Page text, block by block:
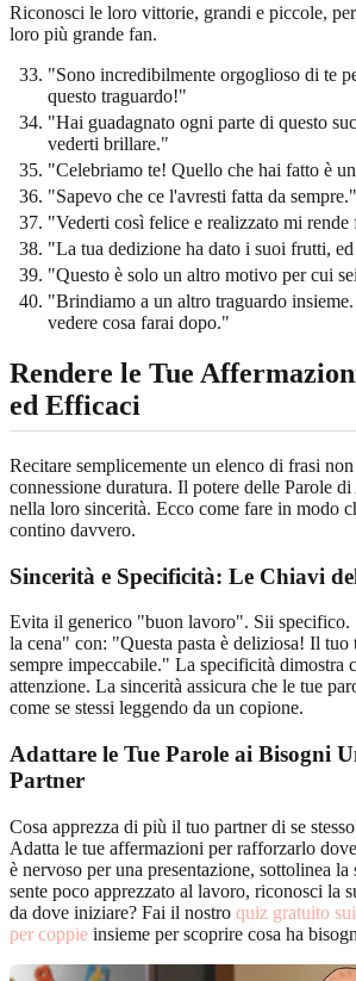
Riconosci le loro vittorie, grandi e piccole,
loro più grande fan.
"Sono incredibilmente orgoglioso di te
questo traguardo!"
"Hai guadagnato ogni parte di questo
vederti brillare."
"Celebriamo te! Quello che hai fatto è
"Sapevo che ce l'avresti fatta da sempre."
"Vederti così felice e realizzato mi rende
"La tua dedizione ha dato i suoi frutti,
"Questo è solo un altro motivo per cui
"Brindiamo a un altro traguardo
vedere cosa farai dopo."
Rendere le Tue
ed Efficaci
Recitare semplicemente un elenco di frasi non
connessione duratura. Il potere delle Parole
nella loro sincerità. Ecco come fare in modo
contino davvero.
Sincerità e Specificità: Le Chiavi
Evita il generico "buon lavoro". Sii specifico.
la cena" con: "Questa pasta è deliziosa! Il
sempre impeccabile." La specificità dimostra
attenzione. La sincerità assicura che le tue
come se stessi leggendo da un copione.
Adattare le Tue Parole ai Bisogni
Partner
Cosa apprezza di più il tuo partner di se
Adatta le tue affermazioni per rafforzarlo
è nervoso per una presentazione, sottolinea la
sente poco apprezzato al lavoro, riconosci la
da dove iniziare? Fai il nostro quiz gratuito
per coppie insieme per scoprire cosa ha